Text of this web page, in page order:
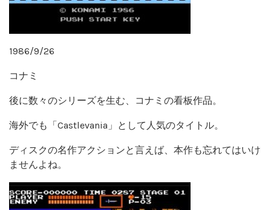
1986/9/26
コナミ
後に数々のシリーズを生む、コナミの看板作品。
海外でも「Castlevania」として人気のタイトル。
ディスクの名作アクションと言えば、本作も忘れてはいけ
ませんよね。